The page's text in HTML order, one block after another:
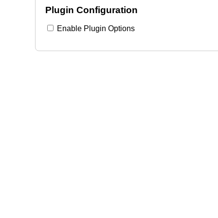
Plugin Configuration
Enable Plugin Options